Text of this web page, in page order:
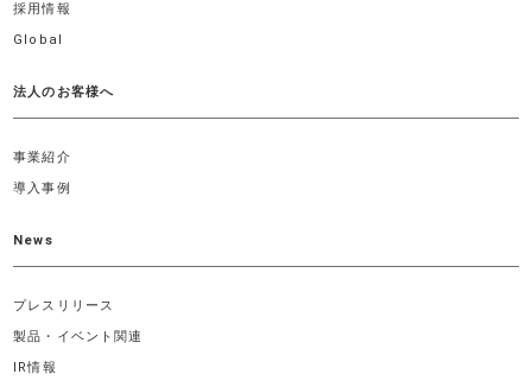
採用情報
Global
法人のお客様へ
事業紹介
導入事例
News
プレスリリース
製品・イベント関連
IR情報